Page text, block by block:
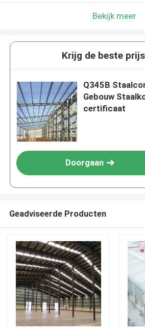
Bekijk meer
Krijg de beste
Q345B
Gebouw
certificaat
Doorgaan
Geadviseerde Producten